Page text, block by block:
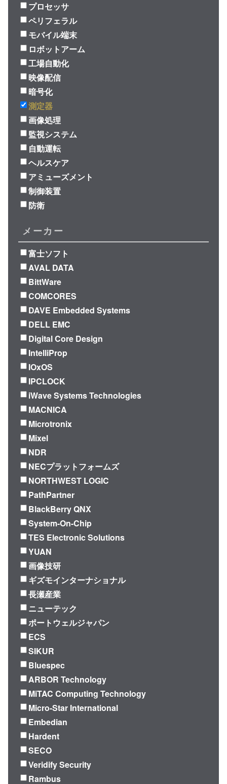
プロセッサ
ペリフェラル
モバイル端末
ロボットアーム
工場自動化
映像配信
暗号化
測定器
画像処理
監視システム
自動運転
ヘルスケア
アミューズメント
制御装置
防衛
メーカー
富士ソフト
AVAL DATA
BittWare
COMCORES
DAVE Embedded Systems
DELL EMC
Digital Core Design
IntelliProp
IOxOS
IPCLOCK
iWave Systems Technologies
MACNICA
Microtronix
Mixel
NDR
NECプラットフォームズ
NORTHWEST LOGIC
PathPartner
BlackBerry QNX
System-On-Chip
TES Electronic Solutions
YUAN
画像技研
ギズモインターナショナル
長瀬産業
ニューテック
ポートウェルジャパン
ECS
SIKUR
Bluespec
ARBOR Technology
MiTAC Computing Technology
Micro-Star International
Embedian
Hardent
SECO
Veridify Security
Rambus